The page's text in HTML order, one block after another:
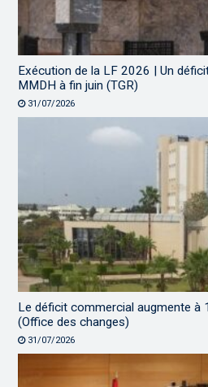
Exécution de la LF 2026 | Un
MMDH à fin juin (TGR)
31/07/2026
Le déficit commercial augmente à
(Office des changes)
31/07/2026